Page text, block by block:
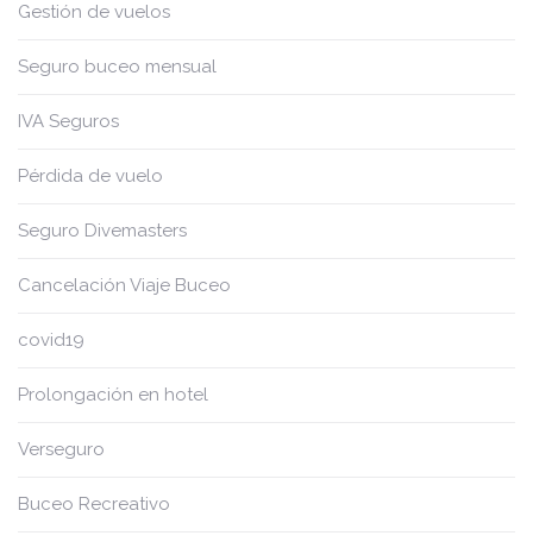
Gestión de vuelos
Seguro buceo mensual
IVA Seguros
Pérdida de vuelo
Seguro Divemasters
Cancelación Viaje Buceo
covid19
Prolongación en hotel
Verseguro
Buceo Recreativo